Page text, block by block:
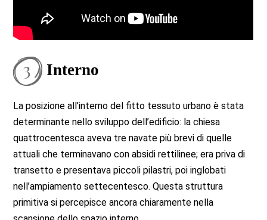
Interno
La posizione all’interno del fitto tessuto urbano è stata
determinante nello sviluppo dell’edificio: la chiesa
quattrocentesca aveva tre navate più brevi di quelle
attuali che terminavano con absidi rettilinee; era priva di
transetto e presentava piccoli pilastri, poi inglobati
nell’ampiamento settecentesco. Questa struttura
primitiva si percepisce ancora chiaramente nella